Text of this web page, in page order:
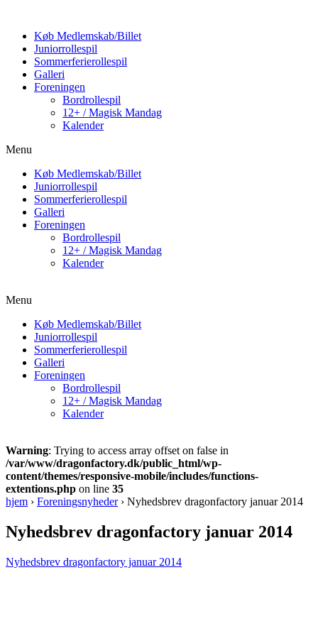
Køb Medlemskab/Billet
Juniorrollespil
Sommerferierollespil
Galleri
Foreningen
Bordrollespil
12+ / Magisk Mandag
Kalender
Menu
Køb Medlemskab/Billet
Juniorrollespil
Sommerferierollespil
Galleri
Foreningen
Bordrollespil
12+ / Magisk Mandag
Kalender
Menu
Køb Medlemskab/Billet
Juniorrollespil
Sommerferierollespil
Galleri
Foreningen
Bordrollespil
12+ / Magisk Mandag
Kalender
Warning: Trying to access array offset on false in
/var/www/dragonfactory.dk/public_html/wp-
content/themes/responsive-mobile/includes/functions-
extentions.php on line 35
hjem › Foreningsnyheder › Nyhedsbrev dragonfactory januar 2014
Nyhedsbrev dragonfactory januar 2014
Nyhedsbrev dragonfactory januar 2014